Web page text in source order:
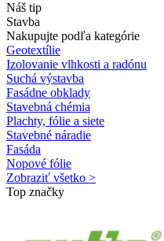
Náš tip
Stavba
Nakupujte podľa kategórie
Geotextílie
Izolovanie vlhkosti a radónu
Suchá výstavba
Fasádne obklady
Stavebná chémia
Plachty, fólie a siete
Stavebné náradie
Fasáda
Nopové fólie
Zobraziť všetko >
Top značky